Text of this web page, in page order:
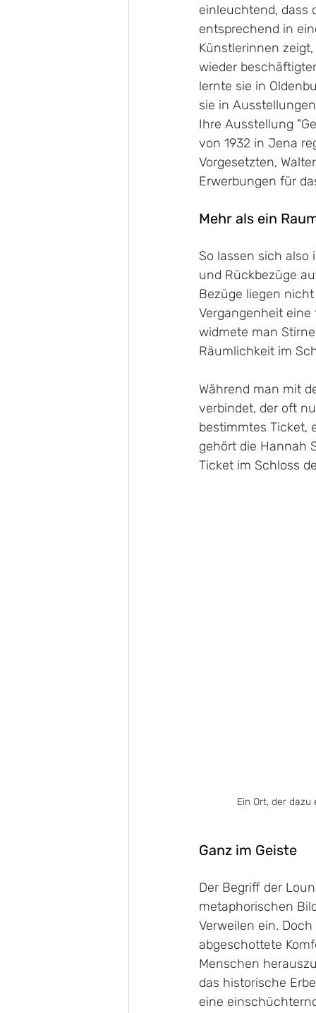
einleuchtend, dass
entsprechend in
Künstlerinnen
wieder
lernte sie in
sie in
Ihre Ausstellung
von 1932 in Jena
Vorgesetzten,
Erwerbungen für
Mehr als ein
So lassen sich also
und Rückbezüge
Bezüge liegen
Vergangenheit
widmete man
Räumlichkeit im
Während man mit
verbindet, der oft
bestimmtes Ticket,
gehört die Hannah
Ticket im Schloss
Ein Ort, der
Ganz im Geiste
Der Begriff der
metaphorischen
Verweilen ein.
abgeschottete
Menschen
das historische
eine